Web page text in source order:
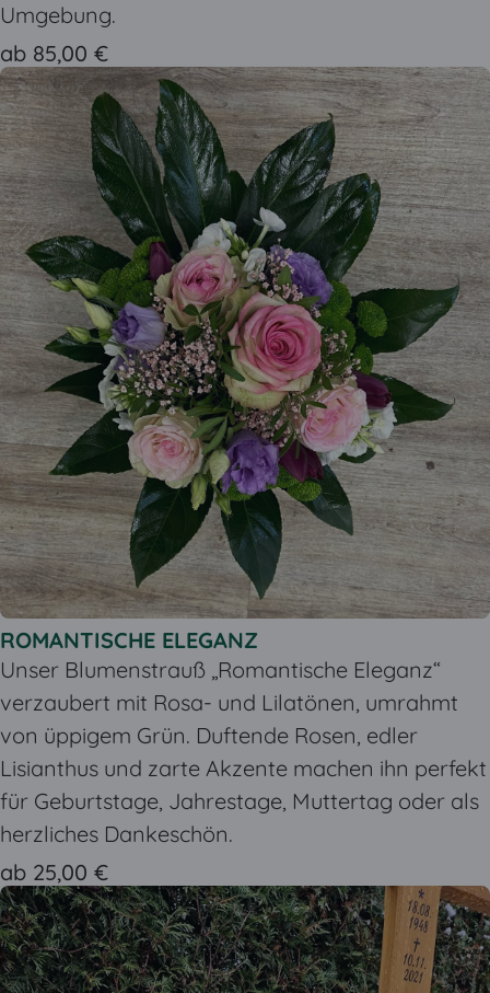
Umgebung.
ab 85,00 €
ROMANTISCHE ELEGANZ
Unser Blumenstrauß „Romantische Eleganz“
verzaubert mit Rosa- und Lilatönen, umrahmt
von üppigem Grün. Duftende Rosen, edler
Lisianthus und zarte Akzente machen ihn perfekt
für Geburtstage, Jahrestage, Muttertag oder als
herzliches Dankeschön.
ab 25,00 €